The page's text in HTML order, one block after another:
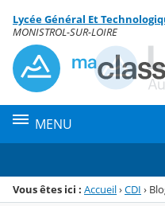
Menu de la rubrique
Contenu
Lycée Général Et
MONISTROL-SUR-LOIRE
MENU
Vous êtes ici : Accueil›CDI ›